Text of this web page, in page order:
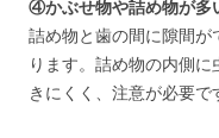
④かぶせ物や詰め物が多
詰め物と歯の間に隙間が
ります。詰め物の内側
きにくく、注意が必要で